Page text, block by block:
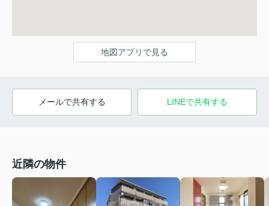
地図アプリで見る
メールで共有する LINEで共有する
近隣の物件